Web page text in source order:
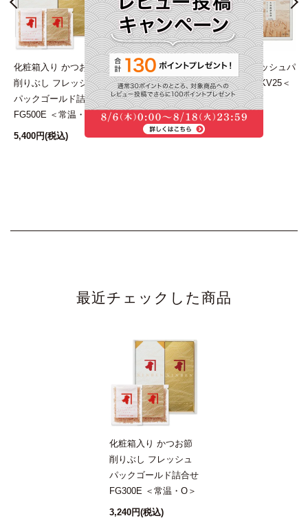
化粧箱入り かつお節
削りぶし フレッシュ
パックゴールド詰合せ
FG500E ＜常温・O＞
5,400円(税込)
本枯鰹節フレッシュパ
ック詰合せ SKG13＜
常温・O＞
1,404円(税込)
本枯鰹節フレッシュパ
ック詰合せ SKV25＜
常温・O＞
2,700円(税込)
最近チェックした商品
化粧箱入り かつお節
削りぶし フレッシュ
パックゴールド詰合せ
FG300E ＜常温・O＞
3,240円(税込)